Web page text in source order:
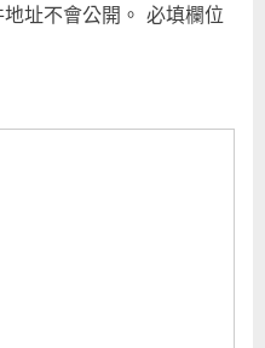
址不會公開。 必填欄位